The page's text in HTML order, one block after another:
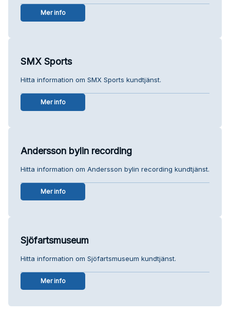
Mer info
SMX Sports
Hitta information om SMX Sports kundtjänst.
Mer info
Andersson bylin recording
Hitta information om Andersson bylin recording kundtjänst.
Mer info
Sjöfartsmuseum
Hitta information om Sjöfartsmuseum kundtjänst.
Mer info